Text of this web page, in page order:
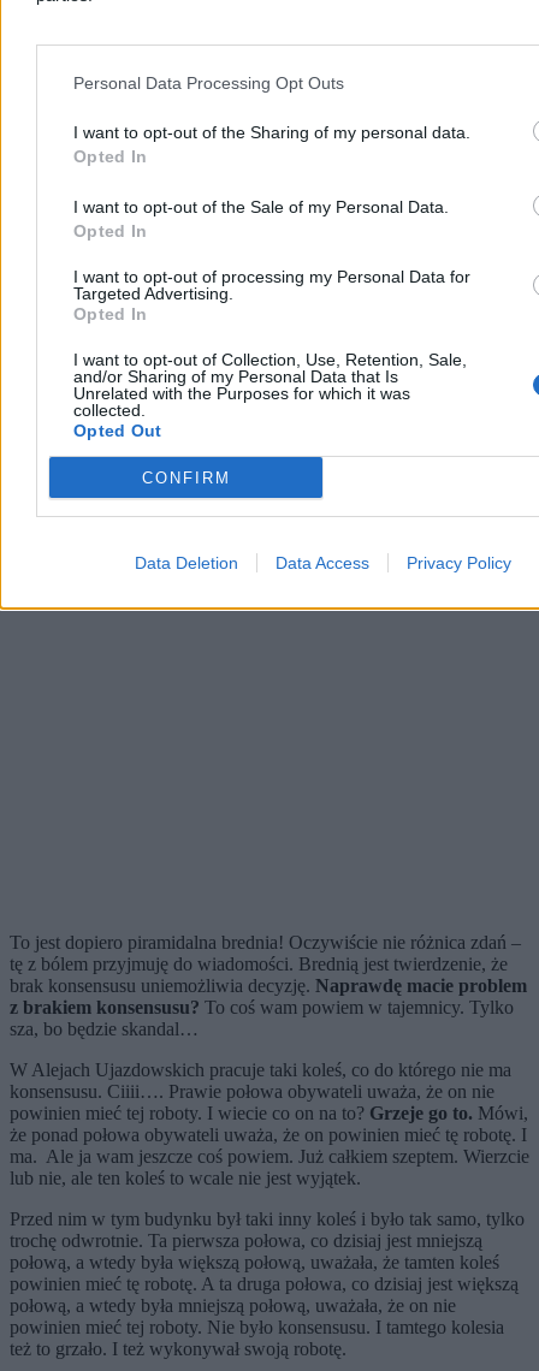
Personal Data Processing Opt Outs
I want to opt-out of the Sharing of my personal data.
Opted In
I want to opt-out of the Sale of my Personal Data.
Opted In
I want to opt-out of processing my Personal Data for
Targeted Advertising.
Opted In
I want to opt-out of Collection, Use, Retention, Sale,
and/or Sharing of my Personal Data that Is
Unrelated with the Purposes for which it was
collected.
Opted Out
CONFIRM
Data Deletion Data Access Privacy Policy
Warszawy – choć wolałbym byśmy rozmawiali o wszystkich
Polakach, bo Warszawa jest stolicą nas wszystkich – chciałaby, by
zostawić. Więc trzeba zostawić.
Reklama
To jest dopiero piramidalna brednia! Oczywiście nie różnica zdań –
tę z bólem przyjmuję do wiadomości. Brednią jest twierdzenie, że
brak konsensusu uniemożliwia decyzję. Naprawdę macie problem
z brakiem konsensusu? To coś wam powiem w tajemnicy. Tylko
sza, bo będzie skandal…
W Alejach Ujazdowskich pracuje taki koleś, co do którego nie ma
konsensusu. Ciiii…. Prawie połowa obywateli uważa, że on nie
powinien mieć tej roboty. I wiecie co on na to? Grzeje go to. Mówi,
że ponad połowa obywateli uważa, że on powinien mieć tę robotę. I
ma. Ale ja wam jeszcze coś powiem. Już całkiem szeptem. Wierzcie
lub nie, ale ten koleś to wcale nie jest wyjątek.
Przed nim w tym budynku był taki inny koleś i było tak samo, tylko
trochę odwrotnie. Ta pierwsza połowa, co dzisiaj jest mniejszą
połową, a wtedy była większą połową, uważała, że tamten koleś
powinien mieć tę robotę. A ta druga połowa, co dzisiaj jest większą
połową, a wtedy była mniejszą połową, uważała, że on nie
powinien mieć tej roboty. Nie było konsensusu. I tamtego kolesia
też to grzało. I też wykonywał swoją robotę.